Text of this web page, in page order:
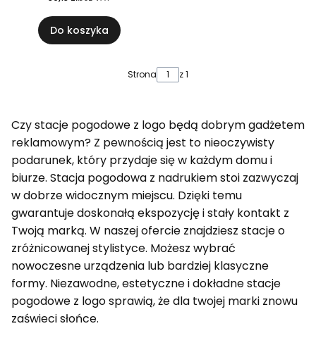
Do koszyka
Strona z 1
Czy stacje pogodowe z logo będą dobrym gadżetem
reklamowym? Z pewnością jest to nieoczywisty
podarunek, który przydaje się w każdym domu i
biurze. Stacja pogodowa z nadrukiem stoi zazwyczaj
w dobrze widocznym miejscu. Dzięki temu
gwarantuje doskonałą ekspozycję i stały kontakt z
Twoją marką. W naszej ofercie znajdziesz stacje o
zróżnicowanej stylistyce. Możesz wybrać
nowoczesne urządzenia lub bardziej klasyczne
formy. Niezawodne, estetyczne i dokładne stacje
pogodowe z logo sprawią, że dla twojej marki znowu
zaświeci słońce.